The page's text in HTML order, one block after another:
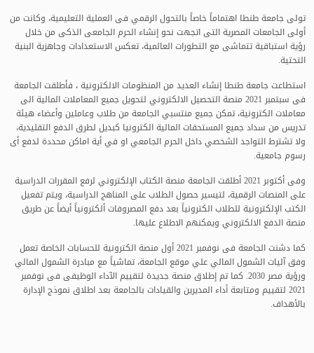
تولى جامعة طنطا اهتماماً خاصاً بالتحول الرقمي فى العملية التعليمية، وكانت من
أولى الجامعات المصرية التى اتجهت نحو إنشاء الحرم الجامعى الذكى من خلال
رؤية استباقية تتماشى مع التطورات العالمية، تعكس الاستعدادات وجاهزية البنية
التحتية.
استطاعت جامعة طنطا إنشاء العديد من المنظومات الالكترونية ، فأطلقت الجامعة
فى سبتمبر 2021 منصة التحصيل الالكتروني لتحويل جميع المعاملات المالية الى
معاملات الكترونية، تمكن جميع منتسبي الجامعة من طلاب وعاملين وأعضاء هيئة
تدريس من سداد جميع المستحقات المالية الكترونيا كبديل لطرق الدفع التقليدية،
ولا تشترط التواجد الشخصي داخل الحرم الجامعي او في أية اماكن محددة لدفع أى
رسوم جامعية.
وفى أكتوبر 2021 أطلقت الجامعة منصة الكتاب الإلكتروني لرفع المقررات الدراسية
على المنصات الرقمية، لتيسير حصول الطلاب على المناهج الدراسية، ويتم تفعيل
الكتب الإلكترونية للطلاب الكترونياً بعد دفع المصروفات ألكترونياً أيضاً عن طريق
منصة الدفع الالكتروني ويمكنهم الاطلاع عليها.
كما دشنت الجامعة فى نوفمبر 2021 أول منصة الكترونية للحسابات الخاصة تعمل
وفق آليات الشمول المالي علي موقع الجامعة، تماشياً مع مبادرة الشمول المالي
ورؤية مصر 2030. كما تم إطلاق منصة جديدة لتقييم الآداء الوظيفى فى نوفمبر
2021 لتقييم ومتابعة أداء المديرين والقيادات بالجامعة بعد اطلاق نموذج الإدارة
بالأهداف.